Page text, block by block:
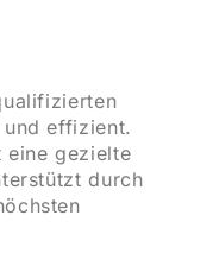
effizient.
eine gezielte
durch